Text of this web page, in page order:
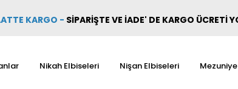
KARGO - SİPARİŞTE VE İADE' DE KARGO ÜCRETİ
Nikah Elbiseleri Nişan Elbiseleri